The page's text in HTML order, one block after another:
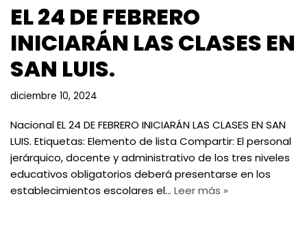
EL 24 DE FEBRERO
INICIARÁN LAS CLASES EN
SAN LUIS.
diciembre 10, 2024
Nacional EL 24 DE FEBRERO INICIARÁN LAS CLASES EN SAN
LUIS. Etiquetas: Elemento de lista Compartir: El personal
jerárquico, docente y administrativo de los tres niveles
educativos obligatorios deberá presentarse en los
establecimientos escolares el… Leer más »